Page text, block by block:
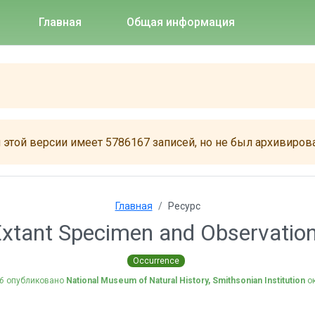
Главная Общая информация
версии имеет 5786167 записей, но не был
Главная Ресурс
Specimen and
Occurrence
опубликовано National Museum of Natural History, Smithsonian Institution